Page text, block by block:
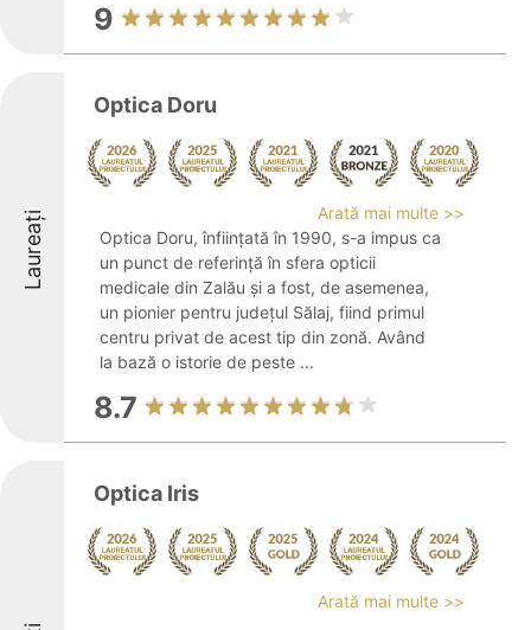
9
Laureați
Optica Doru
Arată mai multe >>
Optica Doru, înființată în 1990, s-a impus ca
un punct de referință în sfera opticii
medicale din Zalău și a fost, de asemenea,
un pionier pentru județul Sălaj, fiind primul
centru privat de acest tip din zonă. Având
la bază o istorie de peste ...
8.7
Optica Iris
Arată mai multe >>